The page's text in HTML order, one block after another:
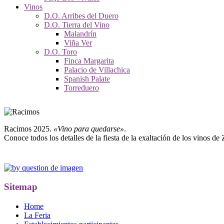
Vinos
D.O. Arribes del Duero
D.O. Tierra del Vino
Malandrín
Viña Ver
D.O. Toro
Finca Margarita
Palacio de Villachica
Spanish Palate
Torreduero
Racimos 2025. «Vino para quedarse».
Conoce todos los detalles de la fiesta de la exaltación de los vinos de
Sitemap
Home
La Feria